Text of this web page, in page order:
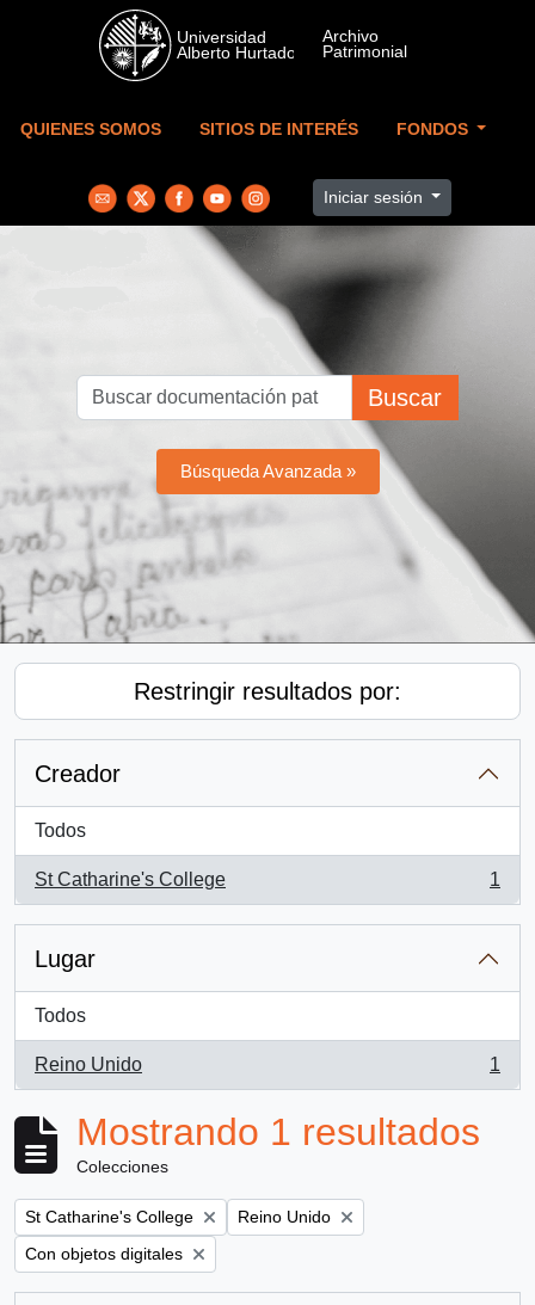
Skip to main content
QUIENES SOMOS SITIOS DE INTERÉS FONDOS
Iniciar sesión
Buscar
Búsqueda Avanzada »
Restringir resultados por:
Creador
Todos
St Catharine's College
, 1 resultados
1
Lugar
Todos
Reino Unido
, 1 resultados
1
Mostrando 1 resultados
Colecciones
Remove filter:
St Catharine's College Remove filter:
Reino Unido
Remove filter:
Con objetos digitales